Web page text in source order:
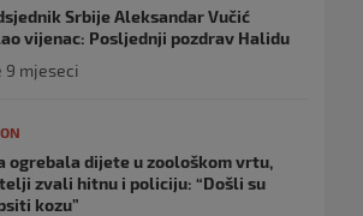
Srbije Aleksandar Vučić
vijenac: Posljednji pozdrav Halidu
9 mjeseci
ogrebala dijete u zoološkom vrtu,
zvali hitnu i policiju: “Došli su
kozu”